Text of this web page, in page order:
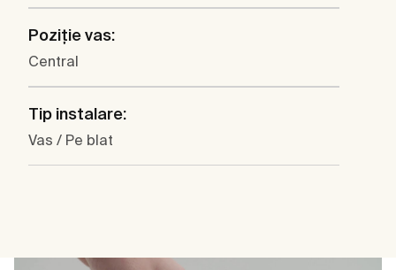
Poziţie vas:
Central
Tip instalare:
Vas / Pe blat